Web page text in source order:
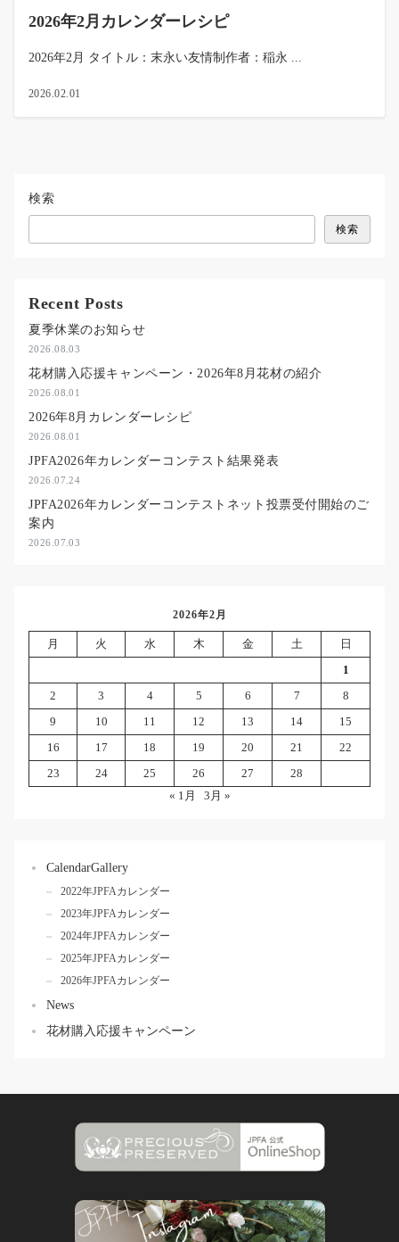
2026年2月カレンダーレシピ
2026年2月 タイトル：末永い友情制作者：稲永 ...
2026.02.01
検索
検索
Recent Posts
夏季休業のお知らせ
2026.08.03
花材購入応援キャンペーン・2026年8月花材の紹介
2026.08.01
2026年8月カレンダーレシピ
2026.08.01
JPFA2026年カレンダーコンテスト結果発表
2026.07.24
JPFA2026年カレンダーコンテストネット投票受付開始のご
案内
2026.07.03
2026年2月
月 火 水 木 金 土
日
1
2
3 4 5 6 7
8
9
10 11 12 13 14
15
16
17 18 19 20 21
22
23
24 25 26 27
28
« 1月
3月 »
CalendarGallery
2022年JPFAカレンダー
2023年JPFAカレンダー
2024年JPFAカレンダー
2025年JPFAカレンダー
2026年JPFAカレンダー
News
花材購入応援キャンペーン